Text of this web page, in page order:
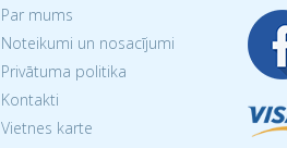
Par mums
Noteikumi un nosacījumi
Privātuma politika
Kontakti
Vietnes karte